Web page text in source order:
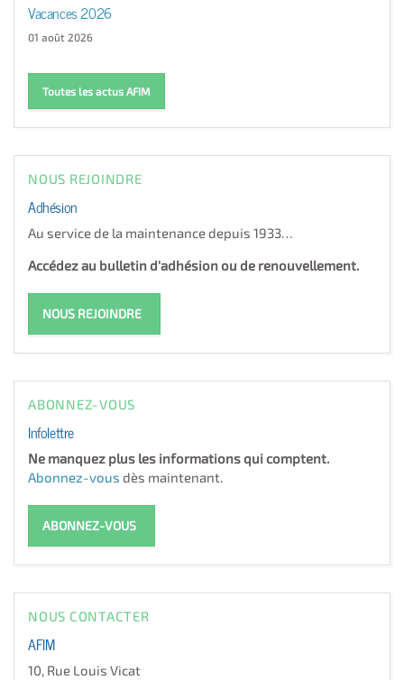
Vacances 2026
01 août 2026
Toutes les actus AFIM
NOUS REJOINDRE
Adhésion
Au service de la maintenance depuis 1933…
Accédez au bulletin d'adhésion ou de renouvellement.
NOUS REJOINDRE
ABONNEZ-VOUS
Infolettre
Ne manquez plus les informations qui comptent.
Abonnez-vous dès maintenant.
ABONNEZ-VOUS
NOUS CONTACTER
AFIM
10, Rue Louis Vicat